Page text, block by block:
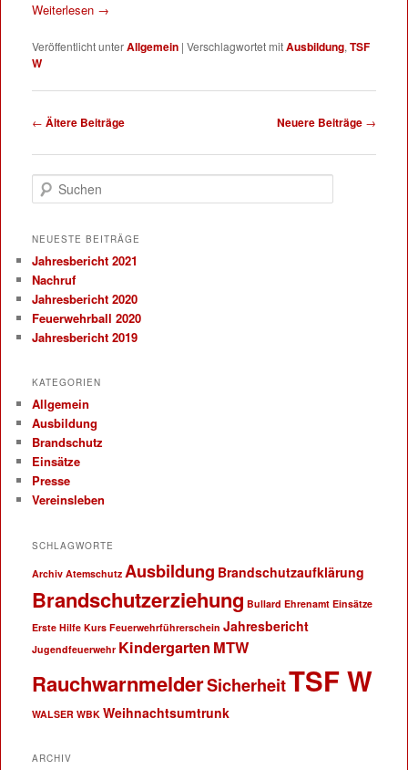
Weiterlesen →
Veröffentlicht unterAllgemein | Verschlagwortet mitAusbildung, TSF
W
Beitrags-Navigation
← Ältere Beiträge Neuere Beiträge →
Suchen
NEUESTE BEITRÄGE
Jahresbericht 2021
Nachruf
Jahresbericht 2020
Feuerwehrball 2020
Jahresbericht 2019
KATEGORIEN
Allgemein
Ausbildung
Brandschutz
Einsätze
Presse
Vereinsleben
SCHLAGWORTE
Archiv Atemschutz Ausbildung Brandschutzaufklärung
Brandschutzerziehung Bullard Ehrenamt Einsätze
Erste Hilfe Kurs Feuerwehrführerschein Jahresbericht
Jugendfeuerwehr Kindergarten MTW
RauchwarnmelderSicherheitTSF W
WALSER WBK Weihnachtsumtrunk
ARCHIV